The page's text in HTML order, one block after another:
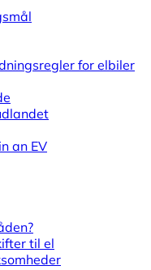
for elbiler
an EV
til el